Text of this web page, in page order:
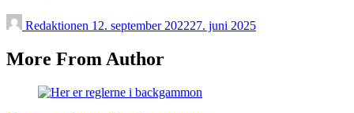
Redaktionen 12. september 202227. juni 2025
More From Author